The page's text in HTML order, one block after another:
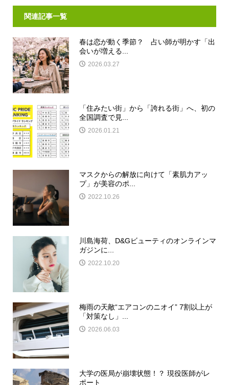
関連記事一覧
春は恋が動く季節？ 占い師が明かす「出
会いが増える...
2026.03.27
「住みたい街」から「誇れる街」へ、初の
全国調査で見...
2026.01.21
マスクからの解放に向けて「素肌力アッ
プ」が美容のポ...
2022.10.26
川島海荷、D&Gビューティのオンラインマ
ガジンに...
2022.10.20
梅雨の天敵“エアコンのニオイ” 7割以上が
「対策なし」...
2026.06.03
大学の医局が崩壊状態！？ 現役医師がレ
ポート